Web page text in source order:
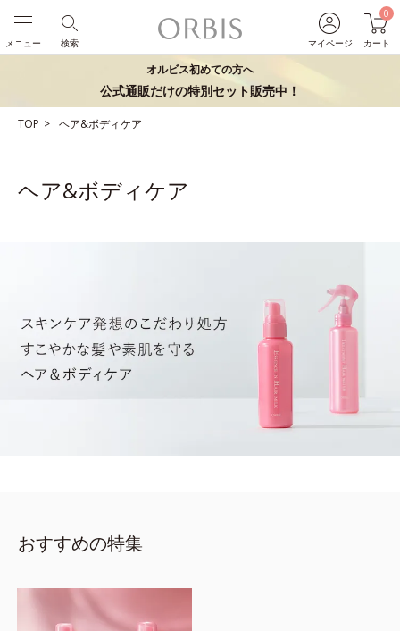
マイページ
0
カート
検索
メニュー
オルビス初めての方へ
公式通販だけの特別セット販売中！
TOP ヘア&ボディケア
ヘア&ボディケア
おすすめの特集